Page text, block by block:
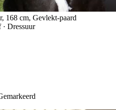
168 cm, Gevlekt-paard
· Dressuur